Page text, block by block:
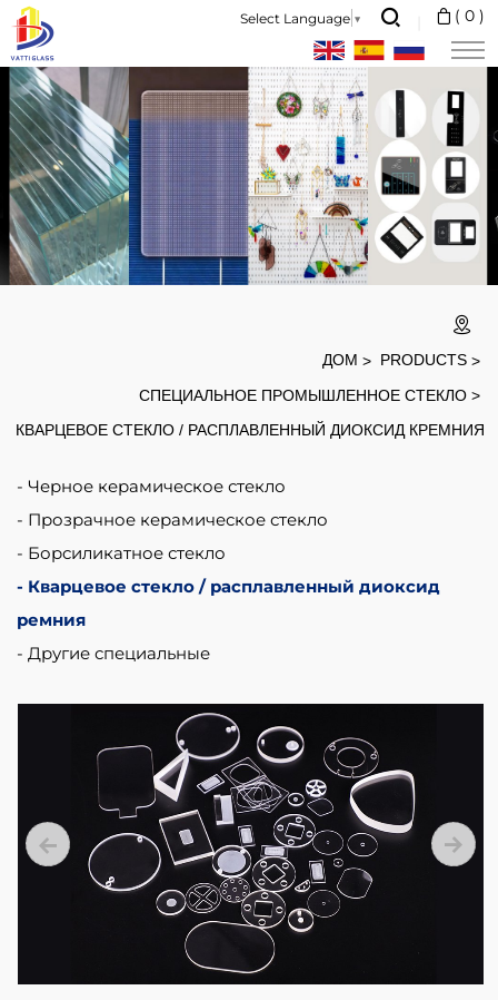
Select Language ▼ ( 0 )
Ультрафиолетовая
лампа
275
нм
кварцевое
стекло
ДОМ
PRODUCTS
СПЕЦИАЛЬНОЕ ПРОМЫШЛЕННОЕ СТЕКЛО
КВАРЦЕВОЕ СТЕКЛО / РАСПЛАВЛЕННЫЙ ДИОКСИД КРЕМНИЯ
Черное керамическое стекло
Прозрачное керамическое стекло
Борсиликатное стекло
Кварцевое стекло / расплавленный диоксид
кремния
Другие специальные